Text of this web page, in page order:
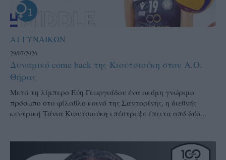
Α1 ΓΥΝΑΙΚΩΝ
29/07/2026
Δυναμικό come back της Κιουτσιούκη στον Α.Ο.
Θήρας
Μετά τη λίμπερο Εύη Γεωργιάδου ένα ακόμη γνώριμο
πρόσωπο στο φίλαθλο κοινό της Σαντορίνης, η διεθνής
κεντρική Τάνια Κιουτσιούκη επέστρεψε έπειτα από δύο...